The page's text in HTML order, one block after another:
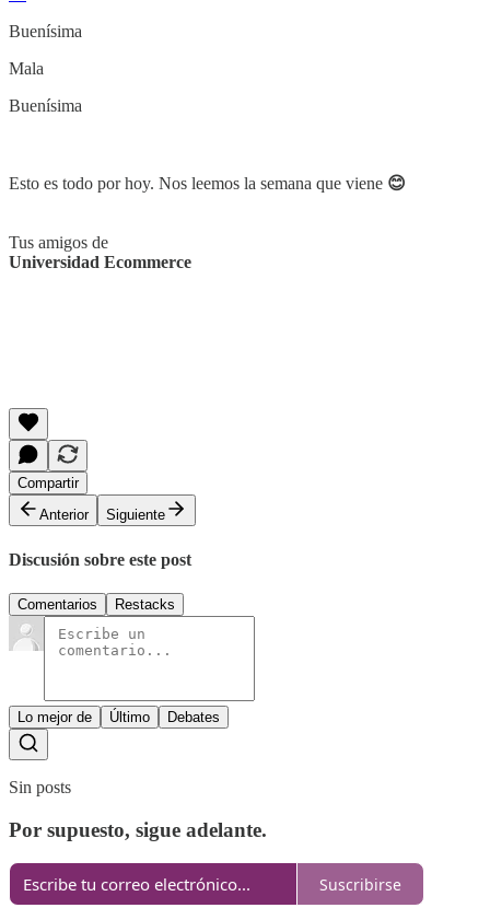
Buenísima
Mala
Buenísima
Esto es todo por hoy. Nos leemos la semana que viene 😊
Tus amigos de
Universidad Ecommerce
Compartir
Anterior
Siguiente
Discusión sobre este post
Comentarios Restacks
Lo mejor de Último Debates
Sin posts
Por supuesto, sigue adelante.
Suscribirse